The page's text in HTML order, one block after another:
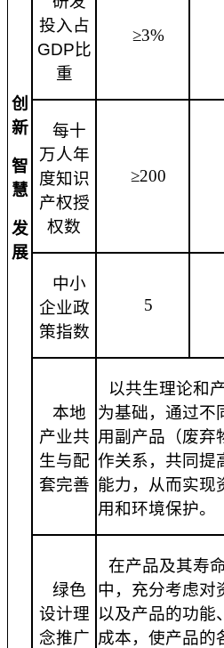
创
新
智
慧
发
展
投入占
GDP比
重
≥3%
每十
万人年
度知识
产权授
权数
≥200
中小
企业政
策指数
5
本地
产业共
生与配
套完善
以共生理论和
为基础，通过不
用副产品（废弃
作关系，共同提
能力，从而实现
用和环境保护。
绿色
设计理
念推广
在产品及其寿
中，充分考虑对
以及产品的功能
成本，使产品的